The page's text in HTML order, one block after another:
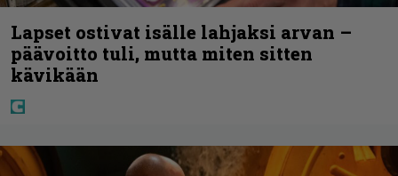
Lapset ostivat isälle lahjaksi arvan –
päävoitto tuli, mutta miten sitten
kävikään